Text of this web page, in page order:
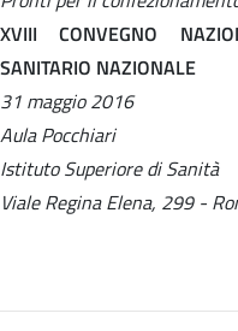
XVIII CONVEGNO
SANITARIO NAZIONALE
31 maggio 2016
Aula Pocchiari
Istituto Superiore di Sanità
Viale Regina Elena, 299 -